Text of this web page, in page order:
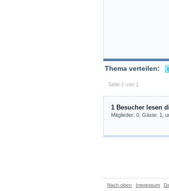
Thema verteilen:
Seite 1 von 1
1 Besucher lesen
Mitglieder: 0, Gäste: 1,
Nach oben Impressum